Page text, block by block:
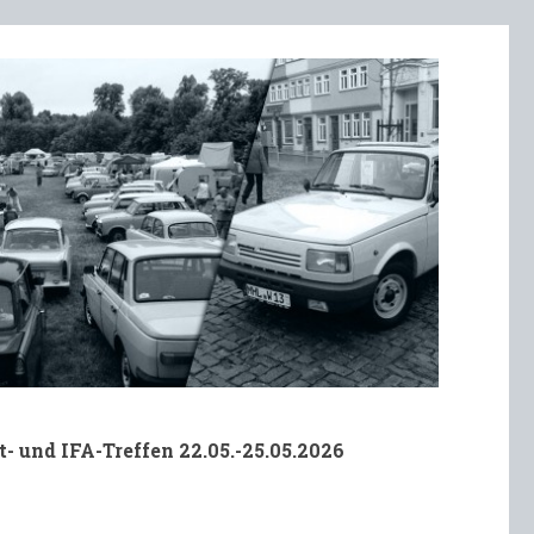
und IFA-Treffen 22.05.-25.05.2026